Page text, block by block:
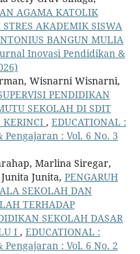
AGAMA KATOLIK
AKADEMIK SISWA
BANGUN MULIA
Inovasi Pendidikan &
Wisnarni Wisnarni,
PENDIDIKAN
SEKOLAH DI SDIT
KERINCI , EDUCATIONAL :
: Vol. 6 No. 3
Marlina Siregar,
Junita, PENGARUH
SEKOLAH DAN
TERHADAP
SEKOLAH DASAR
I , EDUCATIONAL :
: Vol. 6 No. 2